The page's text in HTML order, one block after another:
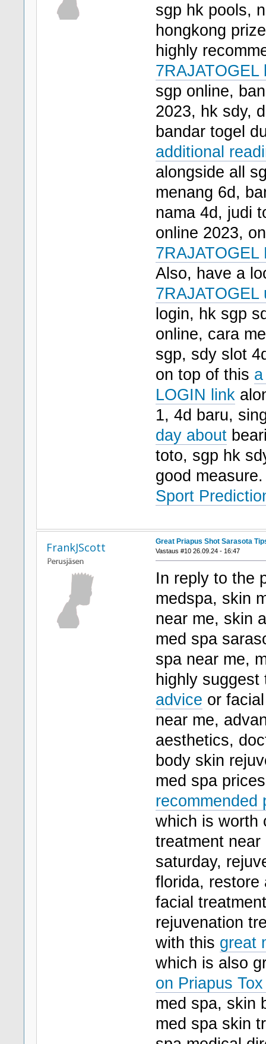
sgp hk pools,
hongkong
highly
7RAJATOGEL
sgp online,
2023, hk sdy,
bandar togel
additional
alongside all
menang 6d,
nama 4d, judi
online 2023,
7RAJATOGEL
Also, have a
7RAJATOGEL
login, hk sgp
online, cara
sgp, sdy slot
on top of this
LOGIN link
1, 4d baru,
day about
toto, sgp hk
good
Sport
FrankJScott Great Priapus Shot Sarasota
Vastaus #10 26.09.24 - 16:47
In reply to the
medspa, skin
near me, skin
med spa
spa near me,
highly
advice or
near me,
aesthetics,
body skin
med spa
recommended
which is worth
treatment
saturday,
florida, restore
facial
rejuvenation
with this great
which is also
on Priapus
med spa, skin
med spa skin